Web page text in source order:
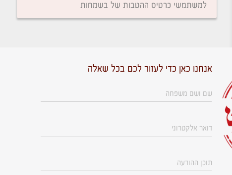
למשתמשי כרטיס ההטבות של בשמחות
אנחנו כאן כדי לעזור לכם בכל שאלה